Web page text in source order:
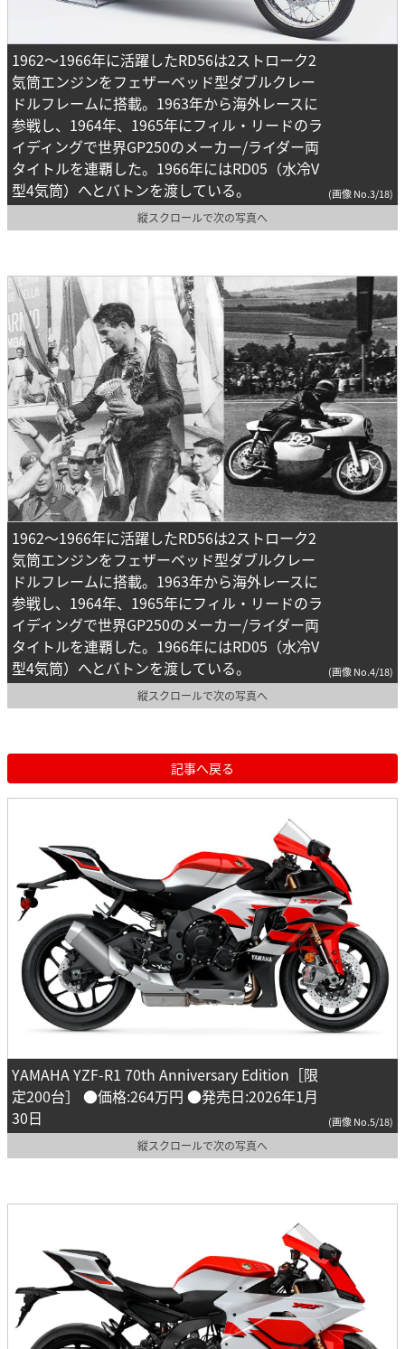
1962～1966年に活躍したRD56は2ストローク2
気筒エンジンをフェザーベッド型ダブルクレー
ドルフレームに搭載。1963年から海外レースに
参戦し、1964年、1965年にフィル・リードのラ
イディングで世界GP250のメーカー/ライダー両
タイトルを連覇した。1966年にはRD05（水冷V
型4気筒）へとバトンを渡している。
(画像 No.3/18)
縦スクロールで次の写真へ
1962～1966年に活躍したRD56は2ストローク2
気筒エンジンをフェザーベッド型ダブルクレー
ドルフレームに搭載。1963年から海外レースに
参戦し、1964年、1965年にフィル・リードのラ
イディングで世界GP250のメーカー/ライダー両
タイトルを連覇した。1966年にはRD05（水冷V
型4気筒）へとバトンを渡している。
(画像 No.4/18)
縦スクロールで次の写真へ
記事へ戻る
YAMAHA YZF-R1 70th Anniversary Edition［限
定200台］ ●価格:264万円 ●発売日:2026年1月
30日
(画像 No.5/18)
縦スクロールで次の写真へ